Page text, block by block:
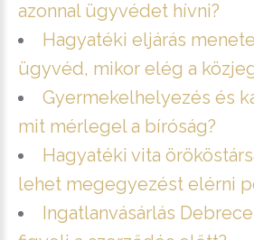
azonnal ügyvédet hívni?
Hagyatéki eljárás
ügyvéd, mikor elég a
Gyermekelhelyezés és
mit mérlegel a bíróság?
Hagyatéki vita
lehet megegyezést elérni
Ingatlanvásárlás